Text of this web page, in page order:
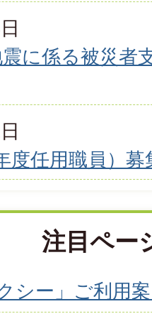
に係る被災者
度任用職員）募
注目ペー
シー」ご利用